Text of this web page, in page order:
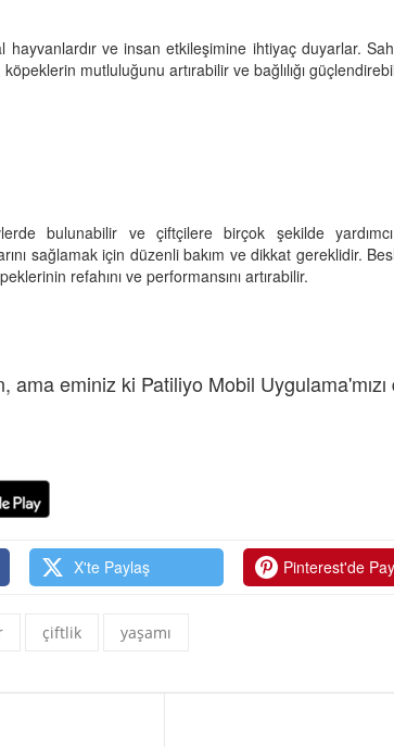
hayvanlardır ve insan etkileşimine ihtiyaç duyarlar.
mutluluğunu artırabilir ve bağlılığı
bulunabilir ve çiftçilere birçok şekilde
sağlamak için düzenli bakım ve dikkat gereklidir.
refahını ve performansını artırabilir.
ama eminiz ki Patiliyo Mobil
X'te Paylaş Pinterest'de
çiftlik yaşamı